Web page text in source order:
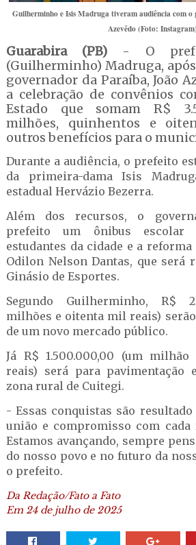
Guilherminho e Isis Madruga tiveram audiência com
Azevêdo (Foto: Instagram)
Guarabira (PB) - O
(Guilherminho) Madruga,
governador da Paraíba, João
a celebração de convênios
Estado que somam R$
milhões, quinhentos e
outros benefícios para o
Durante a audiência, o prefeito
da primeira-dama Isis
estadual Hervázio Bezerra.
Além dos recursos, o
prefeito um ônibus escolar
estudantes da cidade e a reforma
Odilon Nelson Dantas, que será
Ginásio de Esportes.
Segundo Guilherminho, R$
milhões e oitenta mil reais)
de um novo mercado público.
Já R$ 1.500.000,00 (um
reais) será para pavimentação
zona rural de Cuitegi.
- Essas conquistas são
união e compromisso com
Estamos avançando, sempre
do nosso povo e no futuro da
o prefeito.
Da Redação/Fato a Fato
Em 24 de julho de 2025